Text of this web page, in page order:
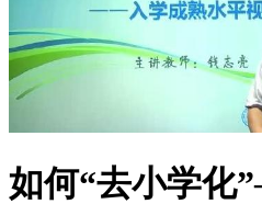
如何“去小学化